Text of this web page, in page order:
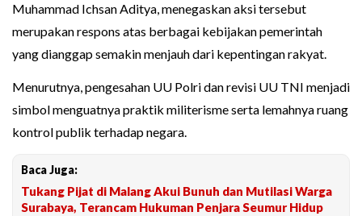
Muhammad Ichsan Aditya, menegaskan aksi tersebut
merupakan respons atas berbagai kebijakan pemerintah
yang dianggap semakin menjauh dari kepentingan rakyat.
Menurutnya, pengesahan UU Polri dan revisi UU TNI menjadi
simbol menguatnya praktik militerisme serta lemahnya ruang
kontrol publik terhadap negara.
Baca Juga:
Tukang Pijat di Malang Akui Bunuh dan Mutilasi Warga
Surabaya, Terancam Hukuman Penjara Seumur Hidup